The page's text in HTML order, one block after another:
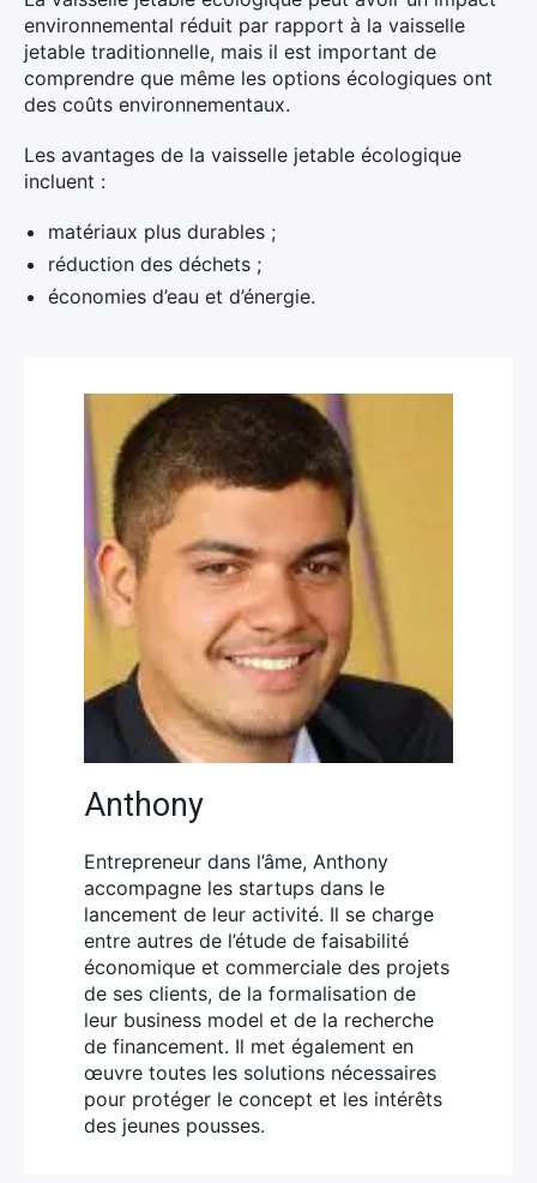
environnemental réduit par rapport à la vaisselle
jetable traditionnelle, mais il est important de
comprendre que même les options écologiques ont
des coûts environnementaux.
Les avantages de la vaisselle jetable écologique
incluent :
matériaux plus durables ;
réduction des déchets ;
économies d’eau et d’énergie.
Anthony
Entrepreneur dans l’âme, Anthony
accompagne les startups dans le
lancement de leur activité. Il se charge
entre autres de l’étude de faisabilité
économique et commerciale des projets
de ses clients, de la formalisation de
leur business model et de la recherche
de financement. Il met également en
œuvre toutes les solutions nécessaires
pour protéger le concept et les intérêts
des jeunes pousses.